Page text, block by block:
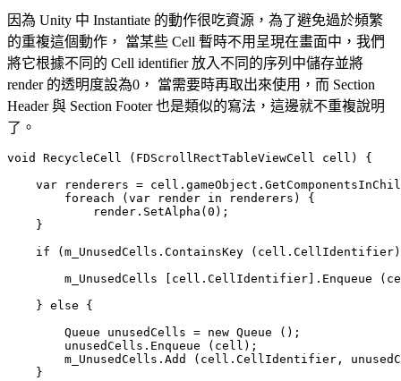
因為 Unity 中 Instantiate 的動作很吃資源，為了避免過於頻繁
的重複這個動作， 當某些 Cell 暫時不用呈現在畫面中，我們
將它根據不同的 Cell identifier 放入不同的序列中儲存並將
render 的透明度設為0， 當需要時再取出來使用，而 Section
Header 與 Section Footer 也是類似的寫法，這邊就不重複說明
了。
void RecycleCell (FDScrollRectTableViewCell cell) {
var renderers =
        foreach (var render in renderers) {
            render.SetAlpha(0);
    }
if (m_UnusedCells.ContainsKey
m_UnusedCells [cell.CellIdentifier].Enqueue
    } else {
        Queue unusedCells = new Queue ();
        unusedCells.Enqueue (cell);
m_UnusedCells.Add (cell.CellIdentifier,
    }